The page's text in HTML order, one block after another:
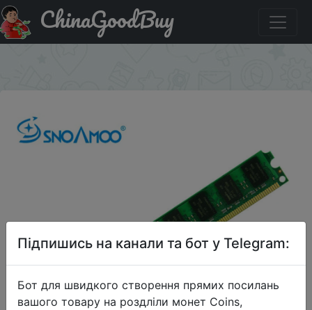
Придбати по акціи Память для настольного пк
SNOAMOO DDR2, 2 гб озу, 800 мгц, 667 мгц, 1,8 в
ChinaGoodBuy
Підпишись на канали та бот у Telegram:
Бот для швидкого створення прямих посилань
вашого товару на роздліли монет Coins,